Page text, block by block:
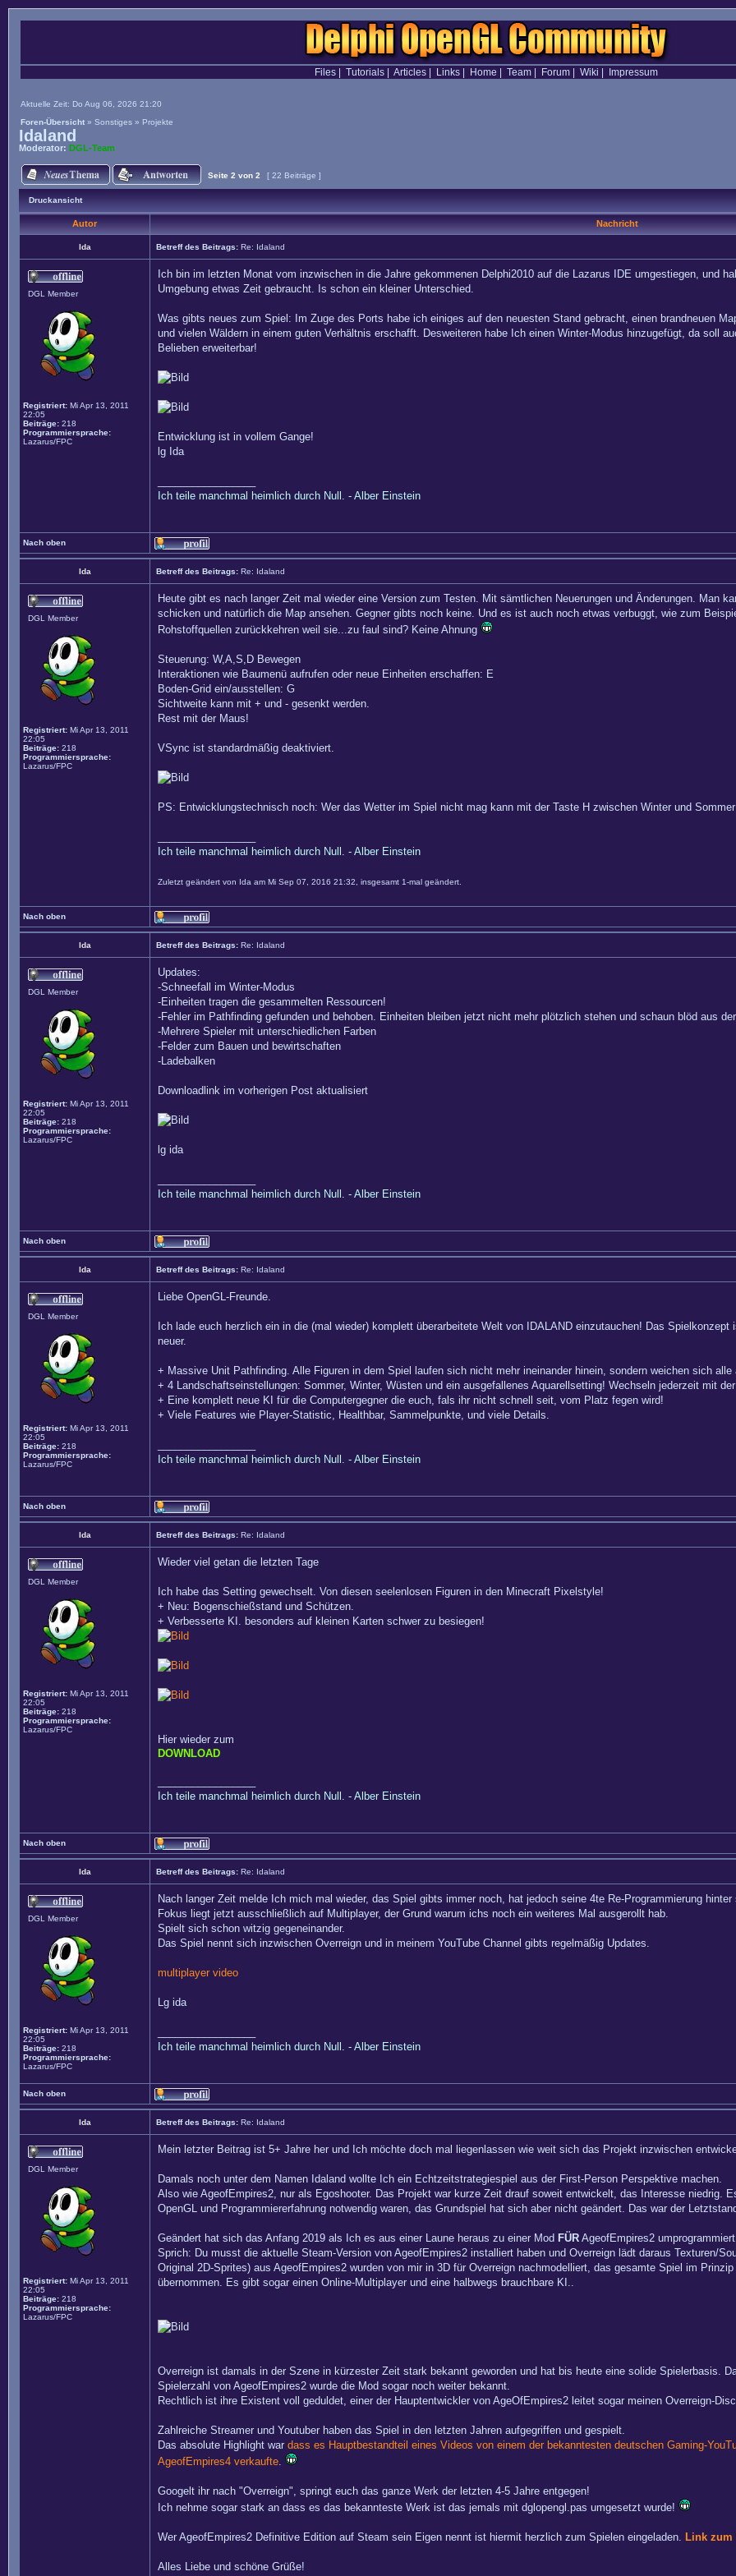
Files| Tutorials| Articles| Links| Home Team| Forum| Wiki Impressum
Aktuelle Zeit: Do Aug 06, 2026 21:20
Foren-Übersicht » Sonstiges » Projekte
Idaland
Moderator: DGL-Team
Seite 2 von 2 [ 22 Beiträge ]
Druckansicht
Autor Nachricht
Ida Betreff des Beitrags: Re: Idaland
DGL Member
Registriert: Mi Apr 13, 2011
22:05
Beiträge: 218
Programmiersprache:
Lazarus/FPC
Ich bin im letzten Monat vom inzwischen in die Jahre gekommenen Delphi2010 auf die Lazarus IDE umgestiegen, und
Umgebung etwas Zeit gebraucht. Is schon ein kleiner Unterschied.
Was gibts neues zum Spiel: Im Zuge des Ports habe ich einiges auf den neuesten Stand gebracht, einen brandneuen
und vielen Wäldern in einem guten Verhältnis erschafft. Desweiteren habe Ich einen Winter-Modus hinzugefügt, da soll
Belieben erweiterbar!
Entwicklung ist in vollem Gange!
lg Ida
Ich teile manchmal heimlich durch Null. - Alber Einstein
Nach oben
Ida Betreff des Beitrags: Re: Idaland
DGL Member
Registriert: Mi Apr 13, 2011
22:05
Beiträge: 218
Programmiersprache:
Lazarus/FPC
Heute gibt es nach langer Zeit mal wieder eine Version zum Testen. Mit sämtlichen Neuerungen und Änderungen. Man
schicken und natürlich die Map ansehen. Gegner gibts noch keine. Und es ist auch noch etwas verbuggt, wie zum
Rohstoffquellen zurückkehren weil sie...zu faul sind? Keine Ahnung
Steuerung: W,A,S,D Bewegen
Interaktionen wie Baumenü aufrufen oder neue Einheiten erschaffen: E
Boden-Grid ein/ausstellen: G
Sichtweite kann mit + und - gesenkt werden.
Rest mit der Maus!
VSync ist standardmäßig deaktiviert.
PS: Entwicklungstechnisch noch: Wer das Wetter im Spiel nicht mag kann mit der Taste H zwischen Winter und
Ich teile manchmal heimlich durch Null. - Alber Einstein
Zuletzt geändert von Ida am Mi Sep 07, 2016 21:32, insgesamt 1-mal geändert.
Nach oben
Ida Betreff des Beitrags: Re: Idaland
DGL Member
Registriert: Mi Apr 13, 2011
22:05
Beiträge: 218
Programmiersprache:
Lazarus/FPC
Updates:
-Schneefall im Winter-Modus
-Einheiten tragen die gesammelten Ressourcen!
-Fehler im Pathfinding gefunden und behoben. Einheiten bleiben jetzt nicht mehr plötzlich stehen und schaun blöd aus
-Mehrere Spieler mit unterschiedlichen Farben
-Felder zum Bauen und bewirtschaften
-Ladebalken
Downloadlink im vorherigen Post aktualisiert
lg ida
Ich teile manchmal heimlich durch Null. - Alber Einstein
Nach oben
Ida Betreff des Beitrags: Re: Idaland
DGL Member
Registriert: Mi Apr 13, 2011
22:05
Beiträge: 218
Programmiersprache:
Lazarus/FPC
Liebe OpenGL-Freunde.
Ich lade euch herzlich ein in die (mal wieder) komplett überarbeitete Welt von IDALAND einzutauchen! Das
neuer.
+ Massive Unit Pathfinding. Alle Figuren in dem Spiel laufen sich nicht mehr ineinander hinein, sondern weichen sich alle
+ 4 Landschaftseinstellungen: Sommer, Winter, Wüsten und ein ausgefallenes Aquarellsetting! Wechseln jederzeit mit
+ Eine komplett neue KI für die Computergegner die euch, fals ihr nicht schnell seit, vom Platz fegen wird!
+ Viele Features wie Player-Statistic, Healthbar, Sammelpunkte, und viele Details.
Ich teile manchmal heimlich durch Null. - Alber Einstein
Nach oben
Ida Betreff des Beitrags: Re: Idaland
DGL Member
Registriert: Mi Apr 13, 2011
22:05
Beiträge: 218
Programmiersprache:
Lazarus/FPC
Wieder viel getan die letzten Tage
Ich habe das Setting gewechselt. Von diesen seelenlosen Figuren in den Minecraft Pixelstyle!
+ Neu: Bogenschießstand und Schützen.
+ Verbesserte KI. besonders auf kleinen Karten schwer zu besiegen!
Hier wieder zum
DOWNLOAD
Ich teile manchmal heimlich durch Null. - Alber Einstein
Nach oben
Ida Betreff des Beitrags: Re: Idaland
DGL Member
Registriert: Mi Apr 13, 2011
22:05
Beiträge: 218
Programmiersprache:
Lazarus/FPC
Nach langer Zeit melde Ich mich mal wieder, das Spiel gibts immer noch, hat jedoch seine 4te Re-Programmierung hinter
Fokus liegt jetzt ausschließlich auf Multiplayer, der Grund warum ichs noch ein weiteres Mal ausgerollt hab.
Spielt sich schon witzig gegeneinander.
Das Spiel nennt sich inzwischen Overreign und in meinem YouTube Channel gibts regelmäßig Updates.
multiplayer video
Lg ida
Ich teile manchmal heimlich durch Null. - Alber Einstein
Nach oben
Ida Betreff des Beitrags: Re: Idaland
DGL Member
Registriert: Mi Apr 13, 2011
22:05
Beiträge: 218
Programmiersprache:
Lazarus/FPC
Mein letzter Beitrag ist 5+ Jahre her und Ich möchte doch mal liegenlassen wie weit sich das Projekt inzwischen
Damals noch unter dem Namen Idaland wollte Ich ein Echtzeitstrategiespiel aus der First-Person Perspektive machen.
Also wie AgeofEmpires2, nur als Egoshooter. Das Projekt war kurze Zeit drauf soweit entwickelt, das Interesse niedrig.
OpenGL und Programmiererfahrung notwendig waren, das Grundspiel hat sich aber nicht geändert. Das war der
Geändert hat sich das Anfang 2019 als Ich es aus einer Laune heraus zu einer Mod FÜR AgeofEmpires2
Sprich: Du musst die aktuelle Steam-Version von AgeofEmpires2 installiert haben und Overreign lädt daraus Texturen/
Original 2D-Sprites) aus AgeofEmpires2 wurden von mir in 3D für Overreign nachmodelliert, das gesamte Spiel im
übernommen. Es gibt sogar einen Online-Multiplayer und eine halbwegs brauchbare KI..
Overreign ist damals in der Szene in kürzester Zeit stark bekannt geworden und hat bis heute eine solide Spielerbasis.
Spielerzahl von AgeofEmpires2 wurde die Mod sogar noch weiter bekannt.
Rechtlich ist ihre Existent voll geduldet, einer der Hauptentwickler von AgeOfEmpires2 leitet sogar meinen Overreign-
Zahlreiche Streamer und Youtuber haben das Spiel in den letzten Jahren aufgegriffen und gespielt.
Das absolute Highlight war dass es Hauptbestandteil eines Videos von einem der bekanntesten deutschen Gaming-
AgeofEmpires4 verkaufte.
Googelt ihr nach "Overreign", springt euch das ganze Werk der letzten 4-5 Jahre entgegen!
Ich nehme sogar stark an dass es das bekannteste Werk ist das jemals mit dglopengl.pas umgesetzt wurde!
Wer AgeofEmpires2 Definitive Edition auf Steam sein Eigen nennt ist hiermit herzlich zum Spielen eingeladen. Link zum
Alles Liebe und schöne Grüße!